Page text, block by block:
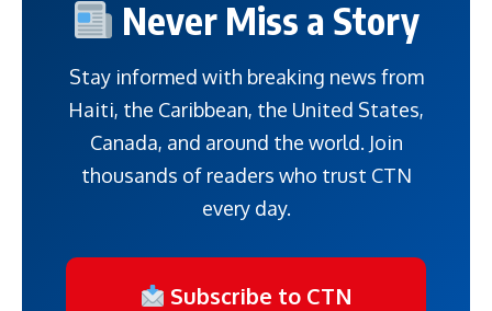
Never Miss a Story
Stay informed with breaking news from
Haiti, the Caribbean, the United States,
Canada, and around the world. Join
thousands of readers who trust CTN
every day.
Subscribe to CTN